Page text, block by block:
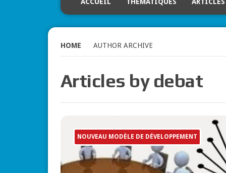
HOME AUTHOR ARCHIVE
Articles by debat
NOUVEAU MODÈLE DE DÉVELOPPEMENT